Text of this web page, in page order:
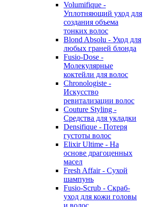
Volumifique -
Уплотняющий уход для
создания объема
тонких волос
Blond Absolu - Уход для
любых граней блонда
Fusio-Dose -
Молекулярные
коктейли для волос
Chronologiste -
Искусство
ревитализации волос
Couture Styling -
Средства для укладки
Densifique - Потеря
густоты волос
Elixir Ultime - На
основе драгоценных
масел
Fresh Affair - Сухой
шампунь
Fusio-Scrub - Скраб-
уход для кожи головы
и волос